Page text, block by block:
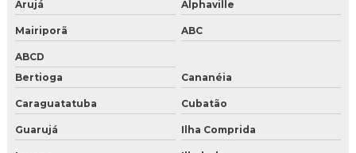
Gelo seco para drinks comprar
Gelo seco para festa
Gelo seco para laboratório
Gelo seco para transporte de produtos perecíveis
Gelo seco pellets
Arujá Alphaville
Mairiporã ABC
ABCD
Bertioga
Cananéia
Caraguatatuba Cubatão
Guarujá Ilha Comprida